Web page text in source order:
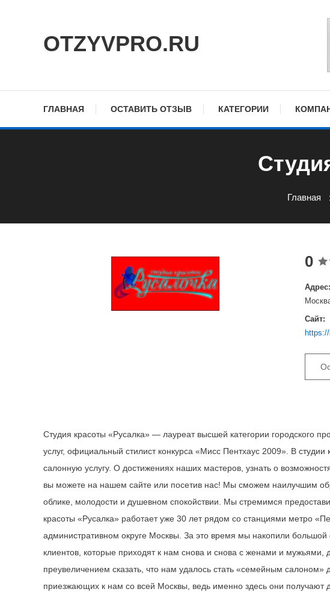
OTZYVPRO.RU
ГЛАВНАЯ ОСТАВИТЬ ОТЗЫВ КАТЕГОРИИ
Главная
0
Адрес:
Сайт:
Студия красоты «Русалка» — лауреат высшей категории городского
услуг, официальный стилист конкурса «Мисс Пентхаус 2009». В
салонную услугу. О достижениях наших мастеров, узнать о
вы можете на нашем сайте или посетив нас! Мы сможем наилучшим
облике, молодости и душевном спокойствии. Мы стремимся
красоты «Русалка» работает уже 30 лет рядом со станциями метро
административном округе Москвы. За это время мы накопили
клиентов, которые приходят к нам снова и снова с женами и
преувеличением сказать, что нам удалось стать «семейным
приезжающих к нам со всей Москвы, ведь именно здесь они получают